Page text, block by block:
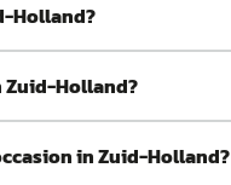
Holland?
Zuid-Holland?
in Zuid-Holland?